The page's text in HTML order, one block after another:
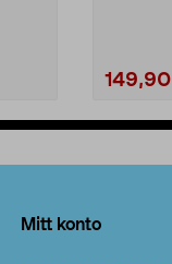
149,90
Mitt konto